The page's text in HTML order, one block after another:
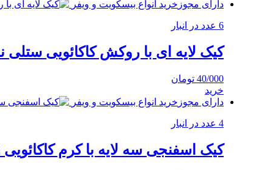
دارای مجوز خرید انواع بیسکویت و ویفر
6 عدد در انبار
کیک لایه ای با روکش کاکائویی ستلی نظری
40/000 تومان
خرید
دارای مجوز خرید انواع بیسکویت و ویفر
4 عدد در انبار
کیک اسفنجی سه لایه با کرم کاکائویی N&Z نظری 55 گرمی